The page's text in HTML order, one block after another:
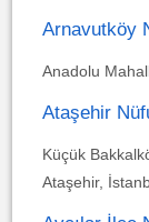
Arnavutköy
Anadolu
Ataşehir
Küçük
Ataşehir,